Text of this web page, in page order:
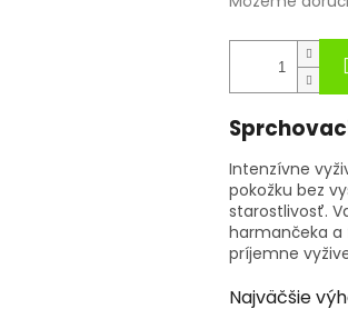
Intenzívne
pokožku bez
starostlivosť.
harmančeka a
príjemne
Najväčšie